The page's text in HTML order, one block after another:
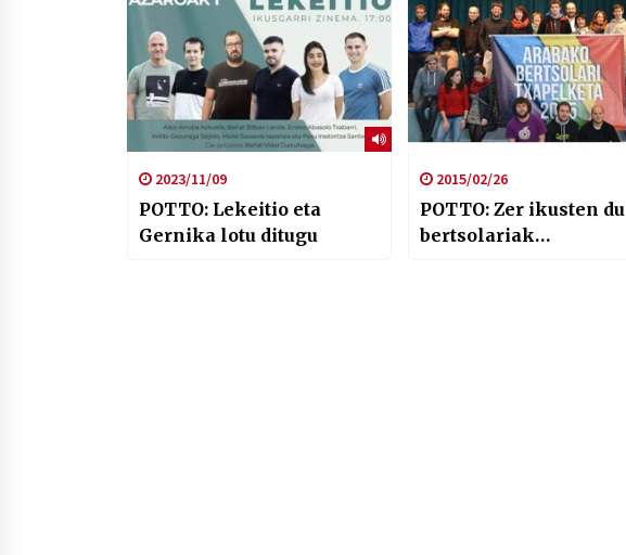
2023/11/09
POTTO: Lekeitio eta
Gernika lotu ditugu
2015/02/26
POTTO: Zer ikusten du
bertsolariak…